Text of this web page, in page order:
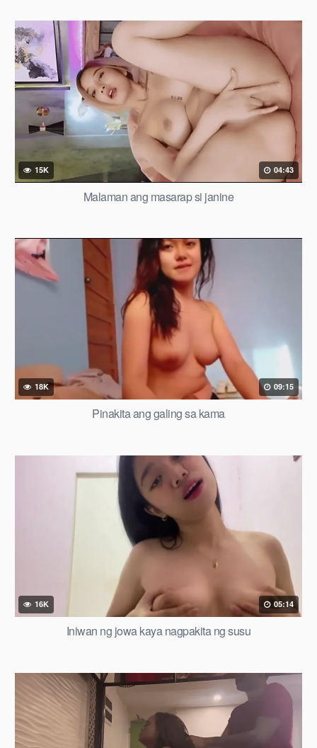
15K 04:43
Malaman ang masarap si janine
18K 09:15
Pinakita ang galing sa kama
16K 05:14
Iniwan ng jowa kaya nagpakita ng susu